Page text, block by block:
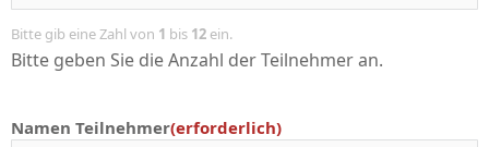
Bitte gib eine Zahl von 1 bis 12 ein.
Bitte geben Sie die Anzahl der Teilnehmer an.
Namen Teilnehmer(erforderlich)